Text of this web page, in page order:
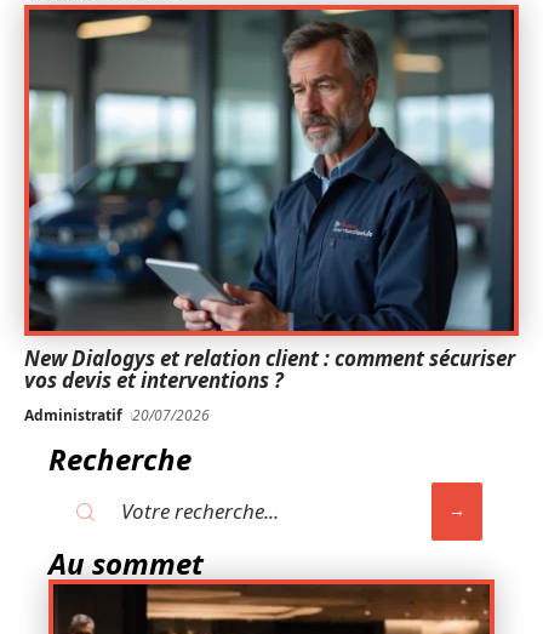
New Dialogys et relation client : comment sécuriser
vos devis et interventions ?
Administratif 20/07/2026
Recherche
Au sommet